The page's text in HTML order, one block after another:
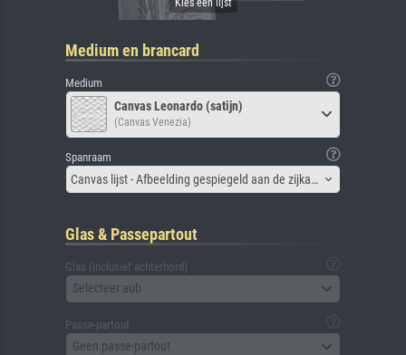
Medium en brancard
Medium
Canvas Leonardo (satijn)
(Canvas Venezia)
Spanraam
Canvas lijst - Afbeelding gespiegeld aan de zijkant
Glas & Passepartout
Glas (inclusief achterbord)
Selecteer aub
Passe-partout
Geen passe-partout